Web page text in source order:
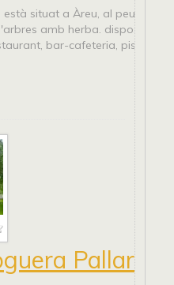
està situat a Àreu, al peu del
amb herba. disposa
bar-cafeteria, piscina,
Pallaresa